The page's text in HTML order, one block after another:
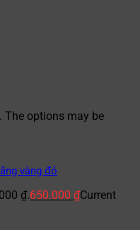
options may be
vàng đỏ
₫.650.000 ₫Current